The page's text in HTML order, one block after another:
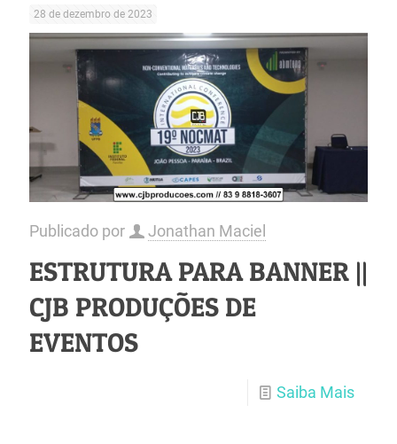
28 de dezembro de 2023
Publicado por Jonathan Maciel
ESTRUTURA PARA BANNER ||
CJB PRODUÇÕES DE
EVENTOS
Saiba Mais